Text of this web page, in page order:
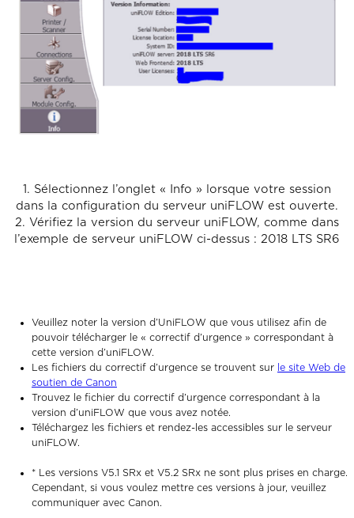
1. Sélectionnez l’onglet « Info » lorsque votre session
dans la configuration du serveur uniFLOW est ouverte.
2. Vérifiez la version du serveur uniFLOW, comme dans
l’exemple de serveur uniFLOW ci-dessus : 2018 LTS SR6
Veuillez noter la version d’UniFLOW que vous utilisez afin de
pouvoir télécharger le « correctif d’urgence » correspondant à
cette version d’uniFLOW.
Les fichiers du correctif d’urgence se trouvent sur le site Web de
soutien de Canon
Trouvez le fichier du correctif d’urgence correspondant à la
version d’uniFLOW que vous avez notée.
Téléchargez les fichiers et rendez-les accessibles sur le serveur
uniFLOW.
* Les versions V5.1 SRx et V5.2 SRx ne sont plus prises en charge.
Cependant, si vous voulez mettre ces versions à jour, veuillez
communiquer avec Canon.